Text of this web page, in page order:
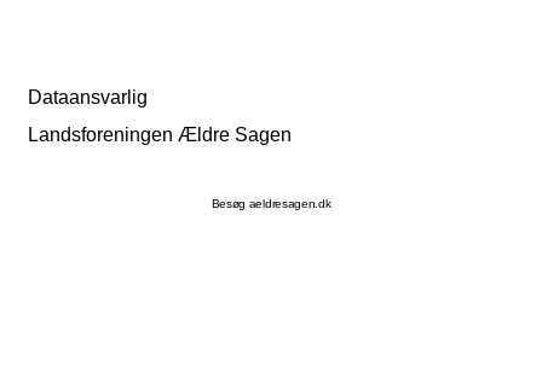
Dataansvarlig
Landsforeningen Ældre Sagen
Besøg aeldresagen.dk